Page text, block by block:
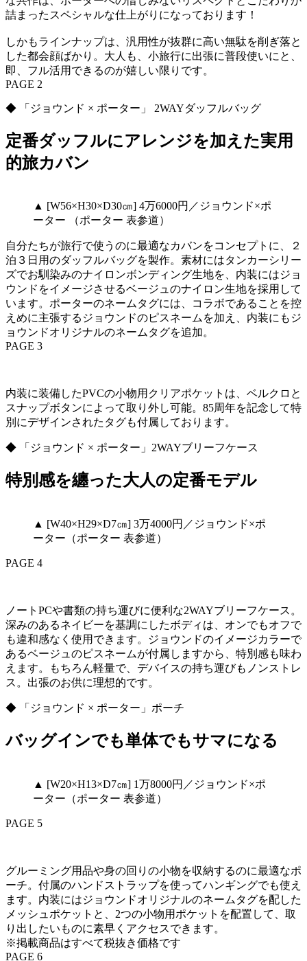
詰まったスペシャルな仕上がりになっております！
しかもラインナップは、汎用性が抜群に高い無駄を削ぎ落と
した都会顔ばかり。大人も、小旅行に出張に普段使いにと、
即、フル活用できるのが嬉しい限りです。
PAGE 2
◆ 「ジョウンド × ポーター」 2WAYダッフルバッグ
定番ダッフルにアレンジを加えた実用
的旅カバン
▲ [W56×H30×D30㎝] 4万6000円／ジョウンド×ポ
ーター （ポーター 表参道）
自分たちが旅行で使うのに最適なカバンをコンセプトに、２
泊３日用のダッフルバッグを製作。素材にはタンカーシリー
ズでお馴染みのナイロンボンディング生地を、内装にはジョ
ウンドをイメージさせるベージュのナイロン生地を採用して
います。ポーターのネームタグには、コラボであることを控
えめに主張するジョウンドのピスネームを加え、内装にもジ
ョウンドオリジナルのネームタグを追加。
PAGE 3
内装に装備したPVCの小物用クリアポケットは、ベルクロと
スナップボタンによって取り外し可能。85周年を記念して特
別にデザインされたタグも付属しております。
◆ 「ジョウンド × ポーター」2WAYブリーフケース
特別感を纏った大人の定番モデル
▲ [W40×H29×D7㎝] 3万4000円／ジョウンド×ポ
ーター（ポーター 表参道）
PAGE 4
ノートPCや書類の持ち運びに便利な2WAYブリーフケース。
深みのあるネイビーを基調にしたボディは、オンでもオフで
も違和感なく使用できます。ジョウンドのイメージカラーで
あるベージュのピスネームが付属しますから、特別感も味わ
えます。もちろん軽量で、デバイスの持ち運びもノンストレ
ス。出張のお供に理想的です。
◆ 「ジョウンド × ポーター」ポーチ
バッグインでも単体でもサマになる
▲ [W20×H13×D7㎝] 1万8000円／ジョウンド×ポ
ーター（ポーター 表参道）
PAGE 5
グルーミング用品や身の回りの小物を収納するのに最適なポ
ーチ。付属のハンドストラップを使ってハンギングでも使え
ます。内装にはジョウンドオリジナルのネームタグを配した
メッシュポケットと、2つの小物用ポケットを配置して、取
り出したいものに素早くアクセスできます。
※掲載商品はすべて税抜き価格です
PAGE 6